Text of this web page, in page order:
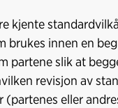
kjente
brukes innen en
partene slik at
revisjon av
(partenes eller